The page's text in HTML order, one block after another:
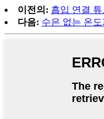
이전의: 흡입 연결 튜
다음: 수은 없는 온도